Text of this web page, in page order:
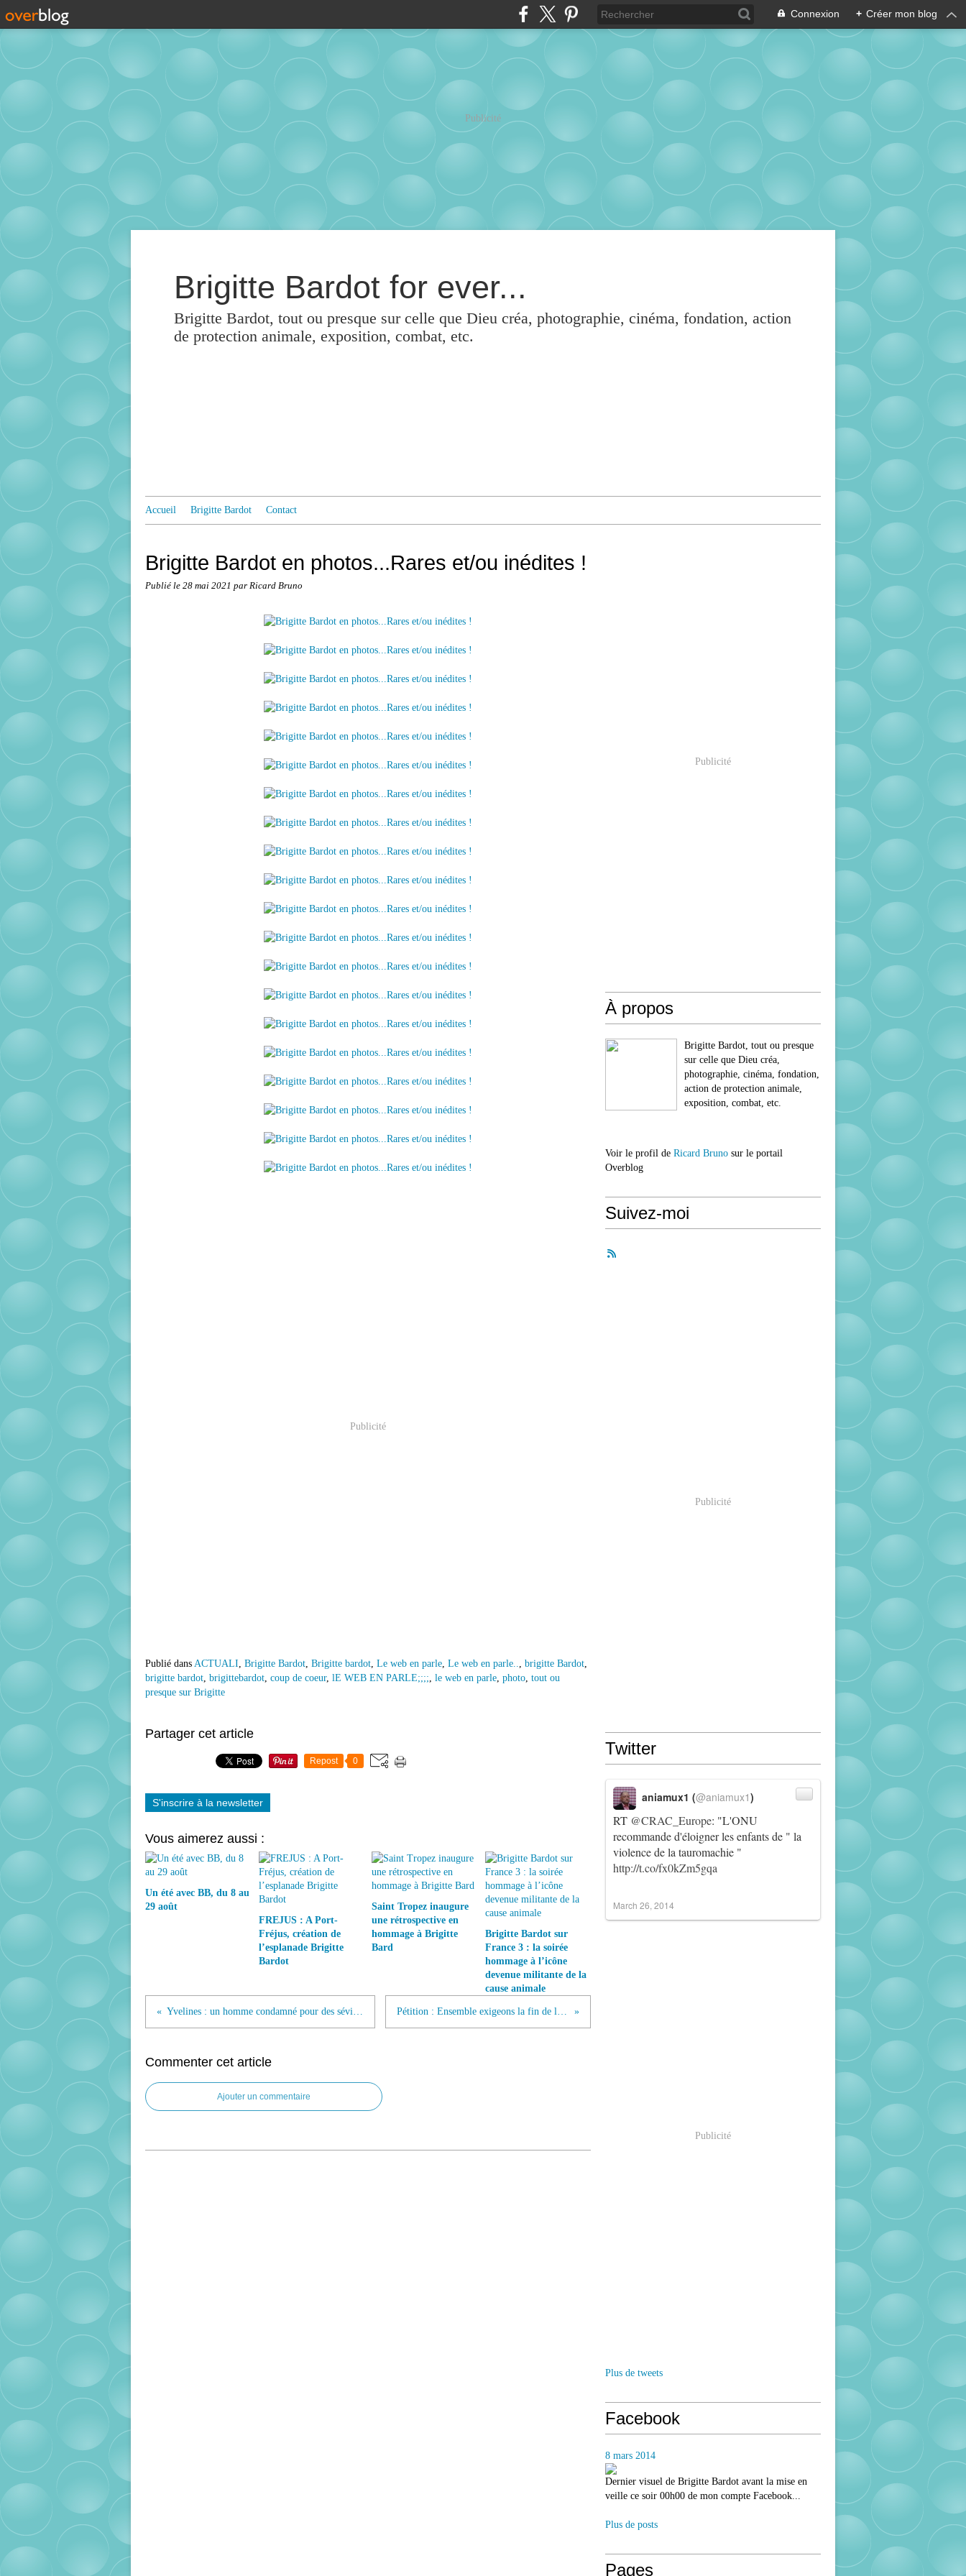
Connexion + Créer mon blog
Publicité
Brigitte Bardot for ever...
Brigitte Bardot, tout ou presque sur celle que Dieu créa, photographie, cinéma, fondation, action
de protection animale, exposition, combat, etc.
Accueil Brigitte Bardot Contact
Brigitte Bardot en photos...Rares et/ou inédites !
Publié le 28 mai 2021 par Ricard Bruno
Publicité
Publié dans ACTUALI, Brigitte Bardot, Brigitte bardot, Le web en parle, Le web en parle.., brigitte Bardot,
brigitte bardot, brigittebardot, coup de coeur, lE WEB EN PARLE;;;;, le web en parle, photo, tout ou
presque sur Brigitte
Partager cet article
Repost 0
S'inscrire à la newsletter
Vous aimerez aussi :
Un été avec BB, du 8 au
29 août
FREJUS : A Port-
Fréjus, création de
l’esplanade Brigitte
Bardot
Saint Tropez inaugure
une rétrospective en
hommage à Brigitte
Bard
Brigitte Bardot sur
France 3 : la soirée
hommage à l’icône
devenue militante de la
cause animale
Yvelines : un homme condamné pour des sévices sur des coqs de combat Pétition : Ensemble exigeons la fin de la maltraitance animale !
Commenter cet article
Ajouter un commentaire
Publicité
À propos
Brigitte Bardot, tout ou presque
sur celle que Dieu créa,
photographie, cinéma, fondation,
action de protection animale,
exposition, combat, etc.
Voir le profil de Ricard Bruno sur le portail
Overblog
Suivez-moi
Publicité
Twitter
RT @CRAC_Europe: "L'ONU
recommande d'éloigner les enfants de " la
violence de la tauromachie "
http://t.co/fx0kZm5gqa
aniamux1 (@aniamux1)
March 26, 2014
Publicité
Plus de tweets
Facebook
8 mars 2014
Dernier visuel de Brigitte Bardot avant la mise en
veille ce soir 00h00 de mon compte Facebook...
Plus de posts
Pages